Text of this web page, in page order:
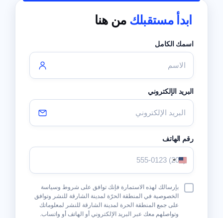
ابدأ مستقبلكمن هنا
اسمك الكامل
البريد الإلكتروني
رقم الهاتف
الولايات
المتحدة
الأمريكية
+1
شروطبإرسالك لهذه الاستمارة فإنك توافق على شروط وسياسة
الخصوصية في المنطقة الحرّة لمدينة الشارقة للنشر وتوافق
على جمع المنطقة الحرة لمدينة الشارقة للنشر لمعلوماتك
وتواصلهم معك عبر البريد الإلكتروني أو الهاتف أو واتساب.